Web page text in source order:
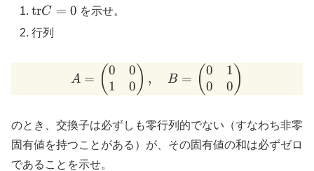
\mathrm{tr}
C = 0
trC = 0 を示せ。
行列
A = \begin{pmatrix} 0
A = (0
1
0
0 ) , B = (0
0
1
0 )
のとき、交換子は必ずしも零行列的でない（すなわち非零
固有値を持つことがある）が、その固有値の和は必ずゼロ
であることを示せ。